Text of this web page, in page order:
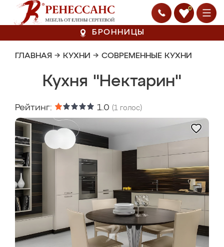
0
БРОННИЦЫ
ГЛАВНАЯ → КУХНИ → СОВРЕМЕННЫЕ КУХНИ
Кухня "Нектарин"
Рейтинг: 1.0 (1 голос)